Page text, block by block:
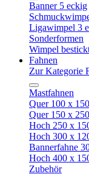
Banner 5 eckig
Ligawimpel 3
Sonderformen
Wimpel
Fahnen
Zur Kategorie
Mastfahnen
Quer 100 x
Quer 150 x
Hoch 250 x
Hoch 300 x
Bannerfahne
Hoch 400 x
Zubehör